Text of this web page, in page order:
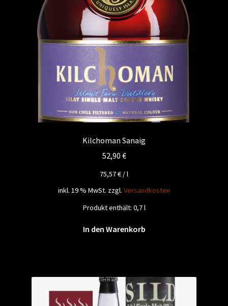
Kilchoman Sanaig
52,90 €
75,57€ /l
inkl. 19 % MwSt. zzgl. Versandkosten
Produkt enthält: 0,7l
In den Warenkorb